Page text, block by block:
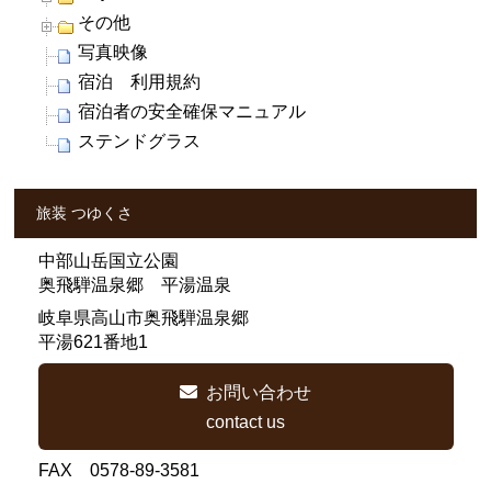
その他
写真映像
宿泊 利用規約
宿泊者の安全確保マニュアル
ステンドグラス
旅装 つゆくさ
中部山岳国立公園
奥飛騨温泉郷 平湯温泉
岐阜県高山市奥飛騨温泉郷
平湯621番地1
お問い合わせ
contact us
FAX 0578-89-3581